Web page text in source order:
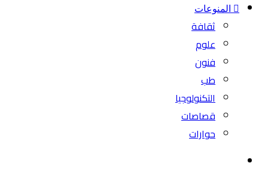
المنوعات
ثقافة
علوم
فنون
طب
التكنولوجيا
قصاصات
حوارات